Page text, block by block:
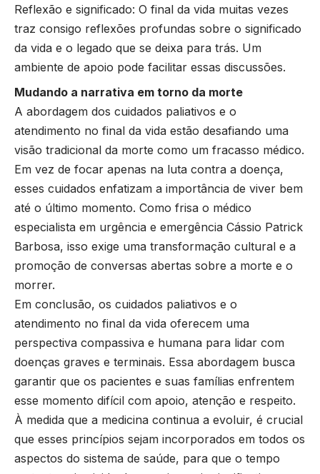
Reflexão e significado: O final da vida muitas vezes
traz consigo reflexões profundas sobre o significado
da vida e o legado que se deixa para trás. Um
ambiente de apoio pode facilitar essas discussões.
Mudando a narrativa em torno da morte
A abordagem dos cuidados paliativos e o
atendimento no final da vida estão desafiando uma
visão tradicional da morte como um fracasso médico.
Em vez de focar apenas na luta contra a doença,
esses cuidados enfatizam a importância de viver bem
até o último momento. Como frisa o médico
especialista em urgência e emergência Cássio Patrick
Barbosa, isso exige uma transformação cultural e a
promoção de conversas abertas sobre a morte e o
morrer.
Em conclusão, os cuidados paliativos e o
atendimento no final da vida oferecem uma
perspectiva compassiva e humana para lidar com
doenças graves e terminais. Essa abordagem busca
garantir que os pacientes e suas famílias enfrentem
esse momento difícil com apoio, atenção e respeito.
À medida que a medicina continua a evoluir, é crucial
que esses princípios sejam incorporados em todos os
aspectos do sistema de saúde, para que o tempo